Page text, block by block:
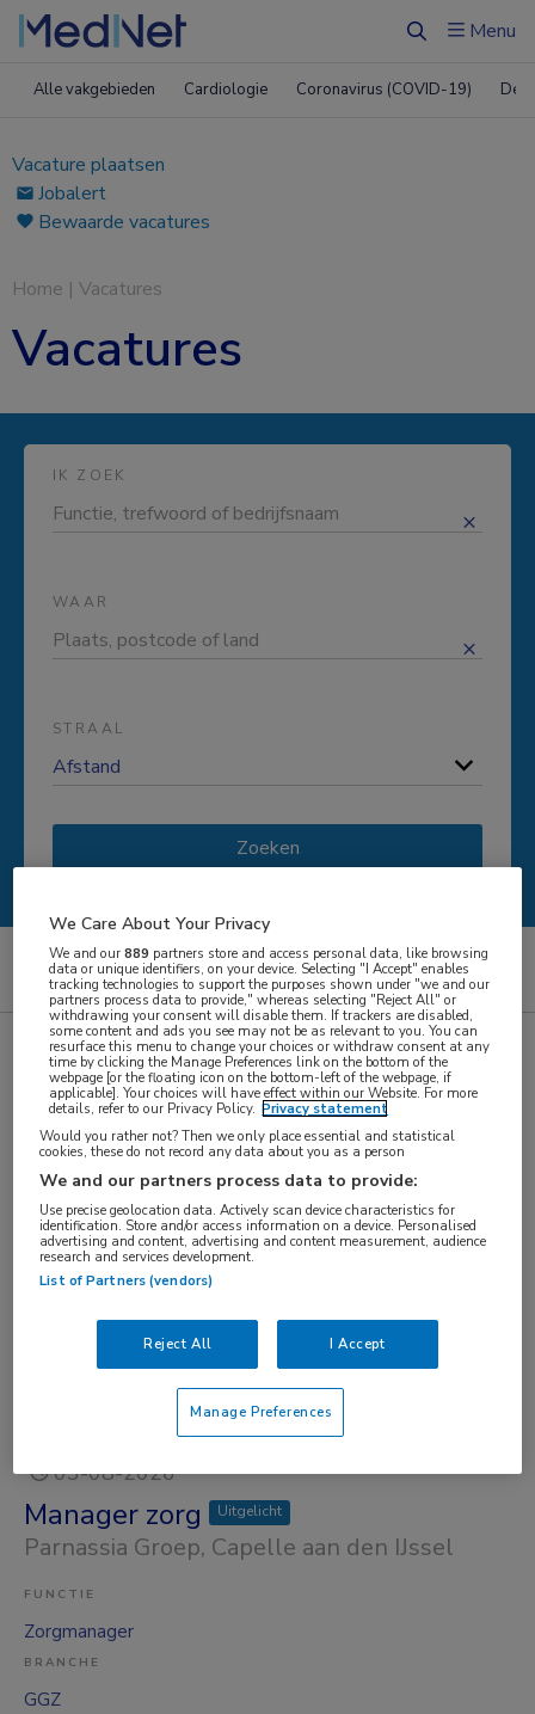
ZoekenMenu
Alle vakgebieden Cardiologie Coronavirus (COVID-19)
Vacature plaatsen
Jobalert
Bewaarde vacatures
Home | Vacatures
Vacatures
IK ZOEK
WAAR
STRAAL
Zoeken
Artsen Klinisch geriater
Klinisch geriater vacatures
(Artsen)
Op dit moment zijn er binnen MedNet 8
Klinisch geriater vacatures.MedNetBekijk hier
detop 10 meest populaire Klinisch geriater
vacatures.
JobAlert instellen
vacatures voor je gevonden
03-08-2026
Manager zorg Uitgelicht
Parnassia Groep, Capelle aan den IJssel
FUNCTIE
Zorgmanager
BRANCHE
GGZ
We Care About Your Privacy
We and our889 partners store and access personal data, like browsing
data or unique identifiers, on your device. Selecting "I Accept" enables
tracking technologies to support the purposes shown under "we and our
partners process data to provide," whereas selecting "Reject All" or
withdrawing your consent will disable them. If trackers are disabled,
some content and ads you see may not be as relevant to you. You can
resurface this menu to change your choices or withdraw consent at any
time by clicking the Manage Preferences link on the bottom of the
webpage [or the floating icon on the bottom-left of the webpage, if
applicable]. Your choices will have effect within our Website. For more
details, refer to our Privacy Policy. Privacy statement
Would you rather not? Then we only place essential and statistical
cookies, these do not record any data about you as a person
We and our partners process data to provide:
Use precise geolocation data. Actively scan device characteristics for
identification. Store and/or access information on a device. Personalised
advertising and content, advertising and content measurement, audience
research and services development.
List of Partners (vendors)
Reject All I Accept
Manage Preferences